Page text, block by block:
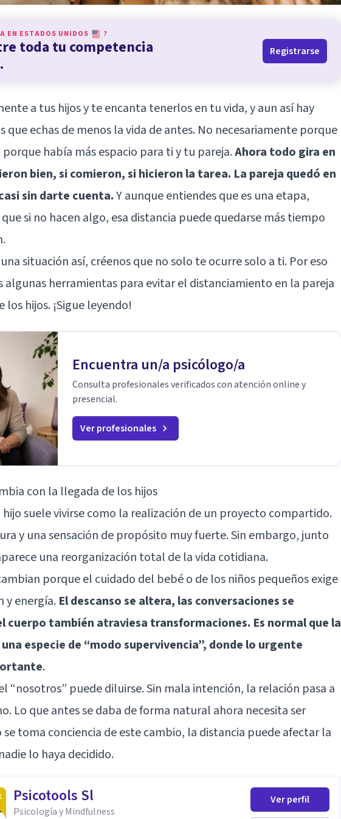
EN ESTADOS UNIDOS ?
toda tu competencia
Registrarse
a tus hijos y te encanta tenerlos en tu vida, y aun así hay
que echas de menos la vida de antes. No necesariamente porque
había más espacio para ti y tu pareja.Ahora todo gira en
bien, si comieron, si hicieron la tarea. La pareja quedó en
sin darte cuenta.Y aunque entiendes que es una etapa,
si no hacen algo, esa distancia puede quedarse más tiempo
situación así, créenos que no solo te ocurre solo a ti. Por eso
algunas herramientas para evitar el distanciamiento en la pareja
hijos. ¡Sigue leyendo!
Encuentra un/a psicólogo/a
Consulta profesionales verificados con atención online y
presencial.
Ver profesionales
con la llegada de los hijos
hijo suele vivirse como la realización de un proyecto compartido.
y una sensación de propósito muy fuerte. Sin embargo, junto
una reorganización total de la vida cotidiana.
porque el cuidado del bebé o de los niños pequeños exige
y energía. El descanso se altera, las conversaciones se
cuerpo también atraviesa transformaciones. Es normal que la
especie de “modo supervivencia”, donde lo urgente
.
“nosotros” puede diluirse. Sin mala intención, la relación pasa a
Lo que antes se daba de forma natural ahora necesita ser
se toma conciencia de este cambio, la distancia puede afectar la
lo haya decidido.
Psicotools Sl
Psicología y Mindfulness
Ver perfil